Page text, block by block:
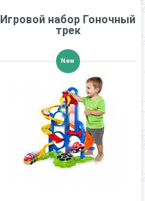
Игровой набор Гоночный
трек
New